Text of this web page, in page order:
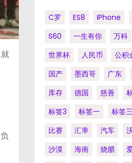
C罗 ES8 IPhone
S60
一生有你 万科
世界杯
人民币 公积
国产
墨西哥 广东
库存
德国 慈善
标签3
标签一 标签
比赛
汇率 汽车
沙漠
海南 烧腊